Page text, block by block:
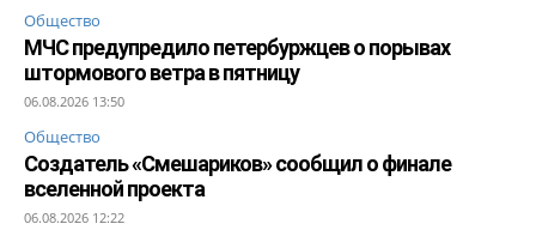
Общество
МЧС предупредило петербуржцев о порывах
штормового ветра в пятницу
06.08.2026 13:50
Общество
Создатель «Смешариков» сообщил о финале
вселенной проекта
06.08.2026 12:22